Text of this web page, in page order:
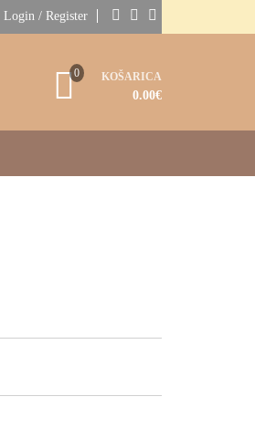
Login / Register
0 KOŠARICA
0.00€